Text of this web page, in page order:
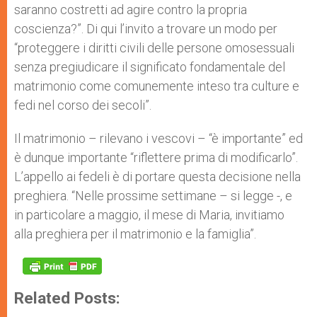
saranno costretti ad agire contro la propria
coscienza?”. Di qui l’invito a trovare un modo per
“proteggere i diritti civili delle persone omosessuali
senza pregiudicare il significato fondamentale del
matrimonio come comunemente inteso tra culture e
fedi nel corso dei secoli”.
Il matrimonio – rilevano i vescovi – “è importante” ed
è dunque importante “riflettere prima di modificarlo”.
L’appello ai fedeli è di portare questa decisione nella
preghiera. “Nelle prossime settimane – si legge -, e
in particolare a maggio, il mese di Maria, invitiamo
alla preghiera per il matrimonio e la famiglia”.
Related Posts: